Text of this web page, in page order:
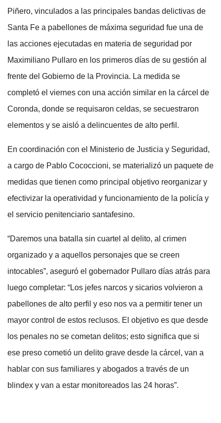
Piñero, vinculados a las principales bandas delictivas de
Santa Fe a pabellones de máxima seguridad fue una de
las acciones ejecutadas en materia de seguridad por
Maximiliano Pullaro en los primeros días de su gestión al
frente del Gobierno de la Provincia. La medida se
completó el viernes con una acción similar en la cárcel de
Coronda, donde se requisaron celdas, se secuestraron
elementos y se aisló a delincuentes de alto perfil.
En coordinación con el Ministerio de Justicia y Seguridad,
a cargo de Pablo Cococcioni, se materializó un paquete de
medidas que tienen como principal objetivo reorganizar y
efectivizar la operatividad y funcionamiento de la policía y
el servicio penitenciario santafesino.
“Daremos una batalla sin cuartel al delito, al crimen
organizado y a aquellos personajes que se creen
intocables”, aseguró el gobernador Pullaro días atrás para
luego completar: “Los jefes narcos y sicarios volvieron a
pabellones de alto perfil y eso nos va a permitir tener un
mayor control de estos reclusos. El objetivo es que desde
los penales no se cometan delitos; esto significa que si
ese preso cometió un delito grave desde la cárcel, van a
hablar con sus familiares y abogados a través de un
blindex y van a estar monitoreados las 24 horas”.